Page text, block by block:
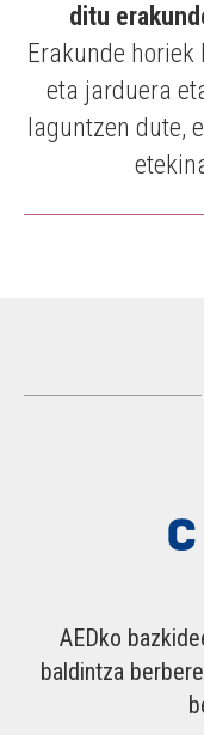
ditu
Erakunde
eta jarduera
laguntzen dute,
AEDko
baldintza